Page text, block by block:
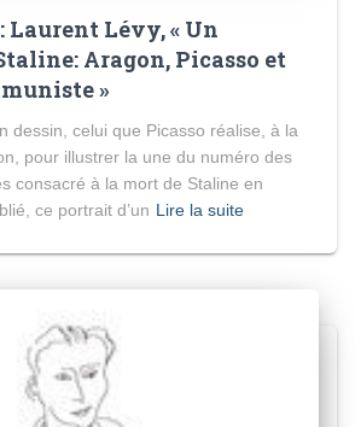
Laurent Lévy, « Un
Aragon, Picasso et
»
dessin, celui que Picasso réalise, à la
pour illustrer la une du numéro des
consacré à la mort de Staline en
ce portrait d’un Lire la suite